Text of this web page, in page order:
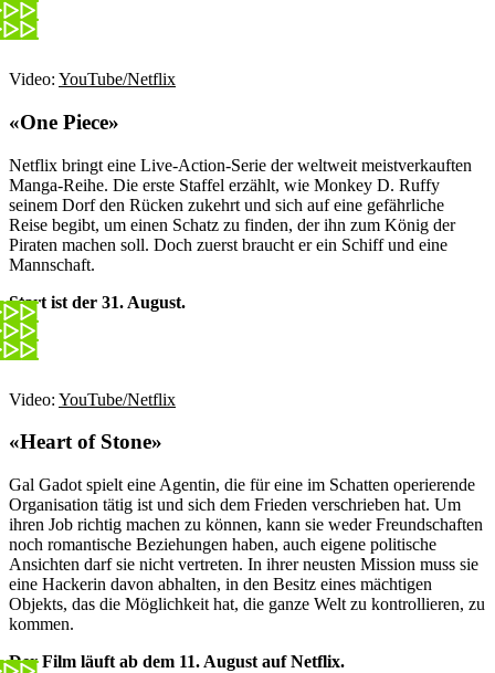
Video: YouTube/Netflix
«One Piece»
Netflix bringt eine Live-Action-Serie der weltweit meistverkauften
Manga-Reihe. Die erste Staffel erzählt, wie Monkey D. Ruffy
seinem Dorf den Rücken zukehrt und sich auf eine gefährliche
Reise begibt, um einen Schatz zu finden, der ihn zum König der
Piraten machen soll. Doch zuerst braucht er ein Schiff und eine
Mannschaft.
Start ist der 31. August.
Video: YouTube/Netflix
«Heart of Stone»
Gal Gadot spielt eine Agentin, die für eine im Schatten operierende
Organisation tätig ist und sich dem Frieden verschrieben hat. Um
ihren Job richtig machen zu können, kann sie weder Freundschaften
noch romantische Beziehungen haben, auch eigene politische
Ansichten darf sie nicht vertreten. In ihrer neusten Mission muss sie
eine Hackerin davon abhalten, in den Besitz eines mächtigen
Objekts, das die Möglichkeit hat, die ganze Welt zu kontrollieren, zu
kommen.
Der Film läuft ab dem 11. August auf Netflix.